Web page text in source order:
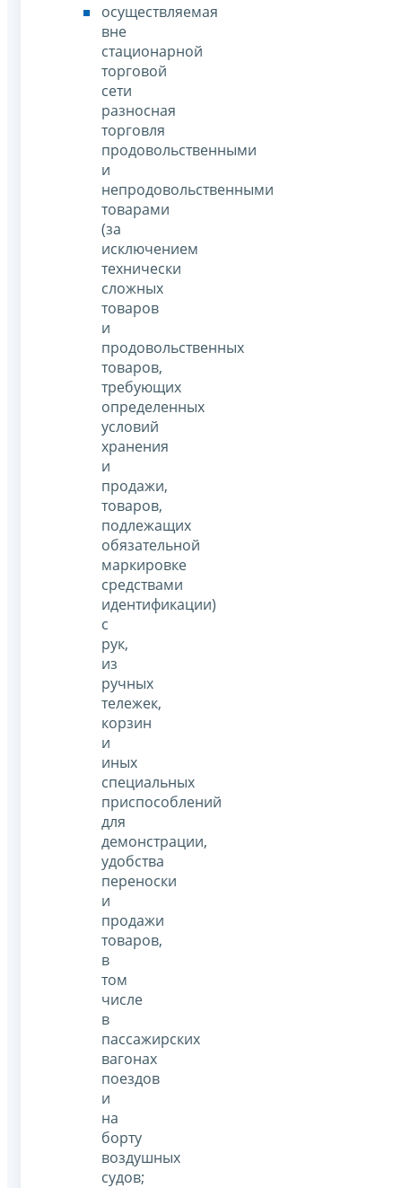
осуществляемая
вне
стационарной
торговой
сети
разносная
торговля
продовольственными
и
непродовольственными
товарами
(за
исключением
технически
сложных
товаров
и
продовольственных
товаров,
требующих
определенных
условий
хранения
и
продажи,
товаров,
подлежащих
обязательной
маркировке
средствами
идентификации)
с
рук,
из
ручных
тележек,
корзин
и
иных
специальных
приспособлений
для
демонстрации,
удобства
переноски
и
продажи
товаров,
в
том
числе
в
пассажирских
вагонах
поездов
и
на
борту
воздушных
судов;